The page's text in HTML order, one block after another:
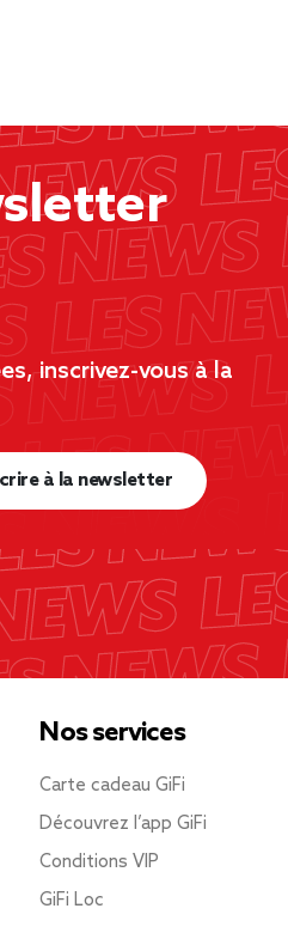
inscrivez-vous à la
à la newsletter
Nos services
Carte cadeau GiFi
Découvrez l’app GiFi
Conditions VIP
GiFi Loc